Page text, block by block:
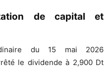
de capital et
du 15 mai 2026
le dividende à 2,900 Dt